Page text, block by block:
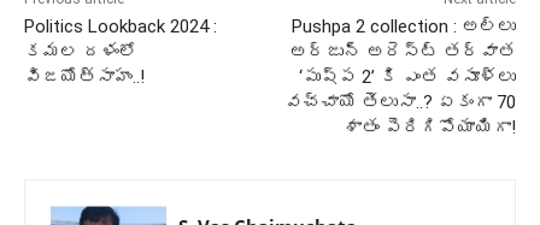
Politics Lookback 2024 :
కమల దళంలో
విజయోత్సాహం..!
Pushpa 2 collection : అల్లు
అర్జున్ అరెస్ట్ తర్వాత
‘పుష్ప 2’ కి ఎంత వసూళ్లు
వచ్చాయో తెలుసా..? ఏకంగా 70
శాతం పెరిగిపోయాయిగా!